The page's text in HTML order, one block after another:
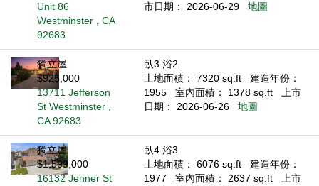
Unit 86
Westminster , CA
92683
市日期： 2026-06-29
地圖
獨立屋
$925,000
13711 Jefferson
St Westminster ,
CA 92683
臥3 浴2
土地面積： 7320 sq.ft
建造年份：
1955
室內面積： 1378 sq.ft
上市
日期： 2026-06-26
地圖
獨立屋
$1,599,000
16132 Jenner St
臥4 浴3
土地面積： 6076 sq.ft
建造年份：
1977
室內面積： 2637 sq.ft
上市